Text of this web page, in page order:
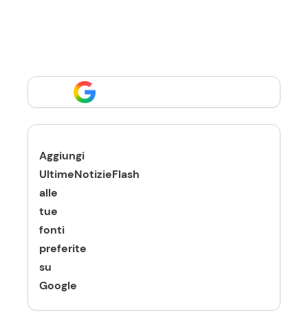
Aggiungi
UltimeNotizieFlash
alle
tue
fonti
preferite
su
Google